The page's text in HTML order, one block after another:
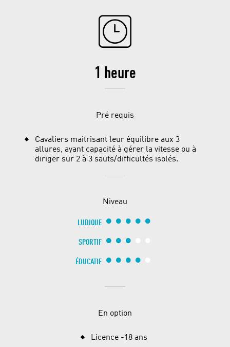
1 heure
Pré requis
Cavaliers maitrisant leur équilibre aux 3
allures, ayant capacité à gérer la vitesse ou à
diriger sur 2 à 3 sauts/difficultés isolés.
Niveau
LUDIQUE
SPORTIF
ÉDUCATIF
En option
Licence -18 ans